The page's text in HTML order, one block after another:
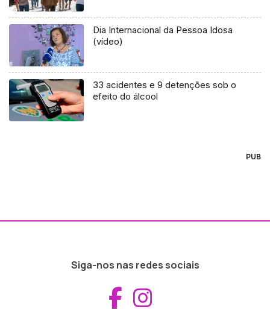
Dia Internacional da Pessoa Idosa
(vídeo)
33 acidentes e 9 detenções sob o
efeito do álcool
PUB
Siga-nos nas redes sociais
Aceder ao